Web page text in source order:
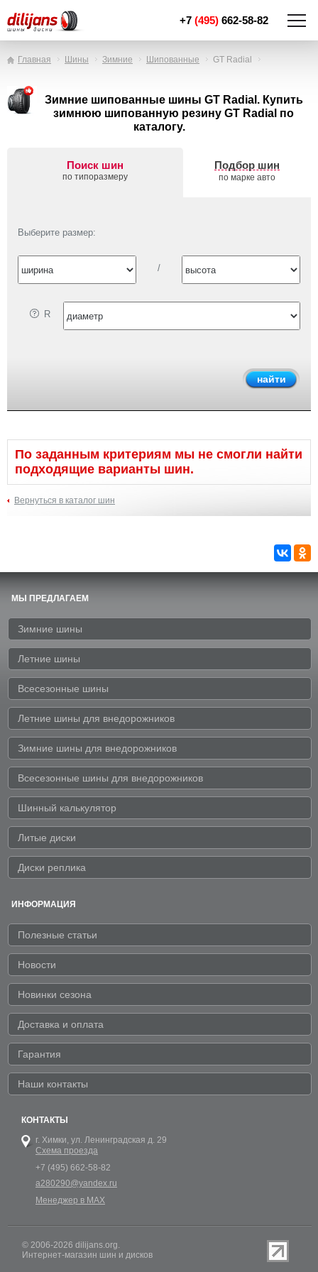
+7 (495) 662-58-82
Главная Шины Зимние Шипованные GT Radial
Зимние шипованные шины GT Radial. Купить
зимнюю шипованную резину GT Radial по
каталогу.
Поиск шин
по типоразмеру
Подбор шин
по марке авто
Выберите размер:
/
R
По заданным критериям мы не смогли найти
подходящие варианты шин.
Вернуться в каталог шин
МЫ ПРЕДЛАГАЕМ
Зимние шины
Летние шины
Всесезонные шины
Летние шины для внедорожников
Зимние шины для внедорожников
Всесезонные шины для внедорожников
Шинный калькулятор
Литые диски
Диски реплика
ИНФОРМАЦИЯ
Полезные статьи
Новости
Новинки сезона
Доставка и оплата
Гарантия
Наши контакты
КОНТАКТЫ
г. Химки, ул. Ленинградская д. 29
Схема проезда
+7 (495) 662-58-82
a280290@yandex.ru
Менеджер в MAX
© 2006-2026 dilijans.org.
Интернет-магазин шин и дисков